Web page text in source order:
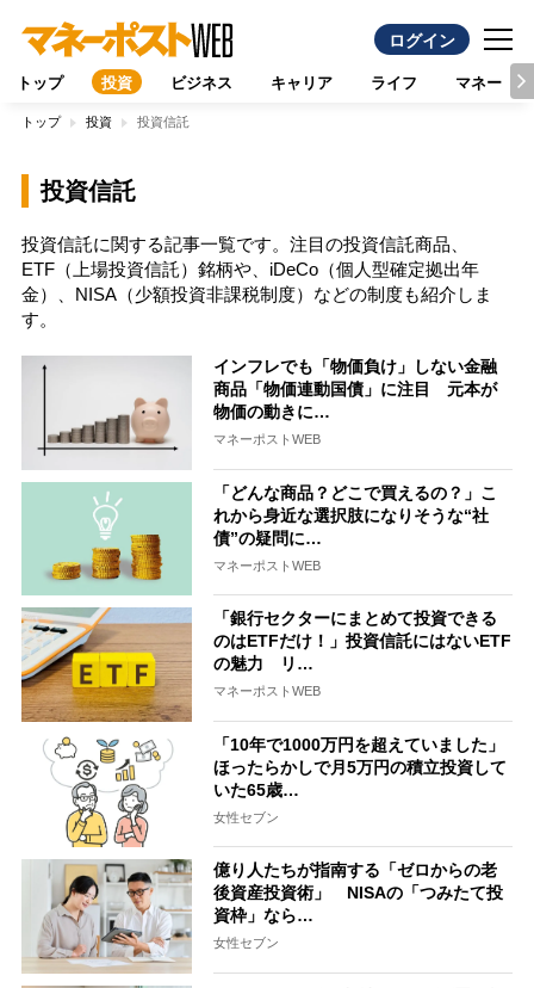
ログイン
トップ 投資 ビジネス キャリア ライフ マネー
トップ 投資 投資信託
投資信託
投資信託に関する記事一覧です。注目の投資信託商品、
ETF（上場投資信託）銘柄や、iDeCo（個人型確定拠出年
金）、NISA（少額投資非課税制度）などの制度も紹介しま
す。
インフレでも「物価負け」しない金融
商品「物価連動国債」に注目 元本が
物価の動きに…
マネーポストWEB
「どんな商品？どこで買えるの？」こ
れから身近な選択肢になりそうな“社
債”の疑問に…
マネーポストWEB
「銀行セクターにまとめて投資できる
のはETFだけ！」投資信託にはないETF
の魅力 リ…
マネーポストWEB
「10年で1000万円を超えていました」
ほったらかしで月5万円の積立投資して
いた65歳…
女性セブン
億り人たちが指南する「ゼロからの老
後資産投資術」 NISAの「つみたて投
資枠」なら…
女性セブン